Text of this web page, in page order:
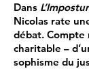
Dans
Nicolas rate
débat.
charitable –
sophisme du